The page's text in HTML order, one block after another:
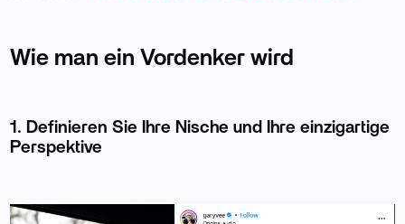
Wie man ein Vordenker wird
1. Definieren Sie Ihre Nische und Ihre einzigartige
Perspektive